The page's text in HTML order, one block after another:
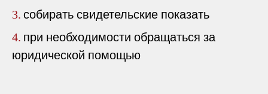
3. собирать свидетельские показать
4. при необходимости обращаться за
юридической помощью